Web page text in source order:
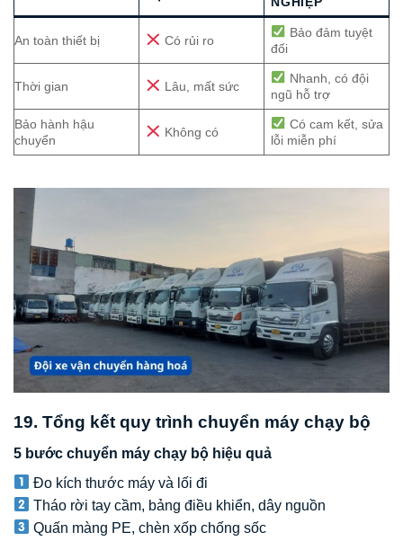
An toàn thiết bị Có rủi ro
Bảo đảm tuyệt
đối
Thời gian Lâu, mất sức
Nhanh, có đội
ngũ hỗ trợ
Bảo hành hậu
chuyển
Không có
Có cam kết, sửa
lỗi miễn phí
19. Tổng kết quy trình chuyển máy chạy bộ
5 bước chuyển máy chạy bộ hiệu quả
Đo kích thước máy và lối đi
Tháo rời tay cầm, bảng điều khiển, dây nguồn
Quấn màng PE, chèn xốp chống sốc